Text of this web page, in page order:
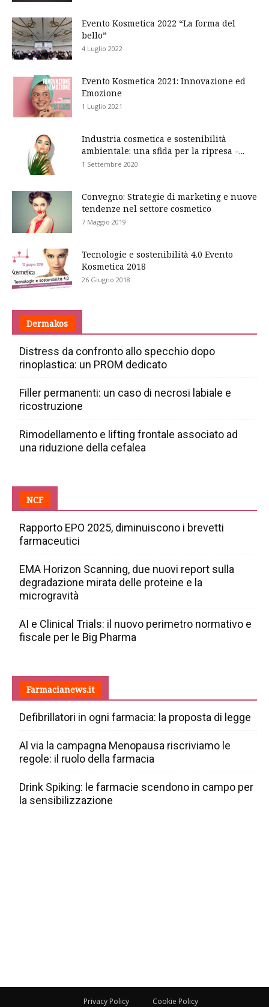
Evento Kosmetica 2022 “La forma del
bello”
4 Luglio 2022
Evento Kosmetica 2021: Innovazione ed
Emozione
1 Luglio 2021
Industria cosmetica e sostenibilità
ambientale: una sfida per la ripresa –...
1 Settembre 2020
Convegno: Strategie di marketing e nuove
tendenze nel settore cosmetico
7 Maggio 2019
Tecnologie e sostenibilità 4.0 Evento
Kosmetica 2018
26 Giugno 2018
Dermakos
Distress da confronto allo specchio dopo
rinoplastica: un PROM dedicato
Filler permanenti: un caso di necrosi labiale e
ricostruzione
Rimodellamento e lifting frontale associato ad
una riduzione della cefalea
NCF
Rapporto EPO 2025, diminuiscono i brevetti
farmaceutici
EMA Horizon Scanning, due nuovi report sulla
degradazione mirata delle proteine e la
microgravità
AI e Clinical Trials: il nuovo perimetro normativo e
fiscale per le Big Pharma
Farmacianews.it
Defibrillatori in ogni farmacia: la proposta di legge
Al via la campagna Menopausa riscriviamo le
regole: il ruolo della farmacia
Drink Spiking: le farmacie scendono in campo per
la sensibilizzazione
Privacy Policy Cookie Policy